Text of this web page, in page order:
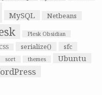
MySQL Netbeans
Plesk Obsidian
serialize() sfc
sort themes Ubuntu